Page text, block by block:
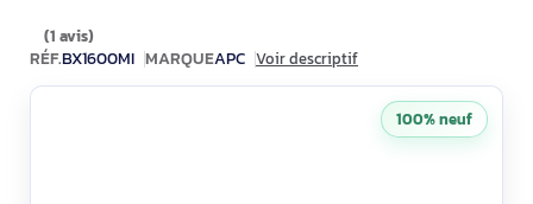
(1 avis)
RÉF.BX1600MI MARQUEAPC Voir descriptif
100% neuf